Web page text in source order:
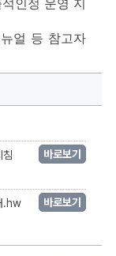
인정 운영 지
얼 등 참고자
침
바로보기
.hw
바로보기